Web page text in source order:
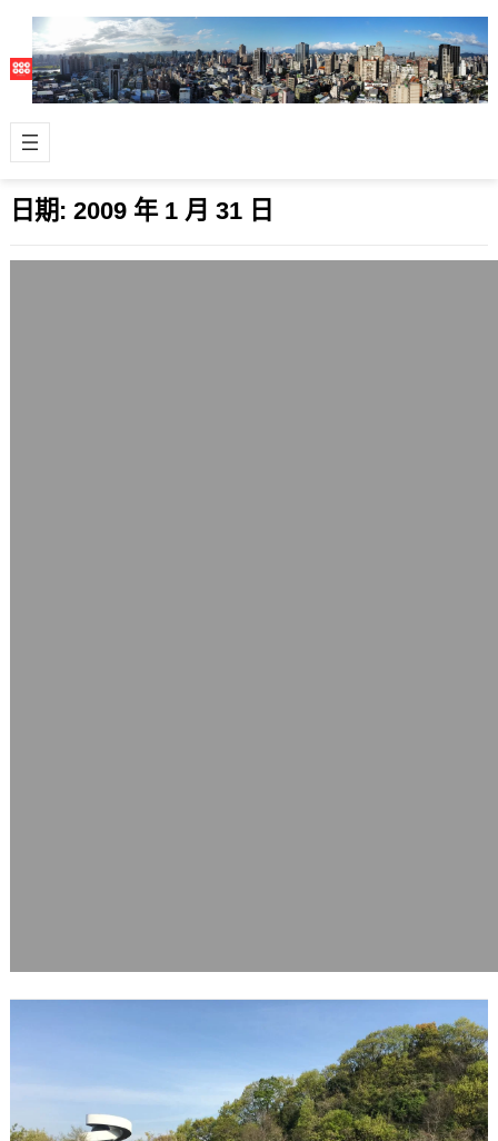
日期: 2009 年 1 月 31 日